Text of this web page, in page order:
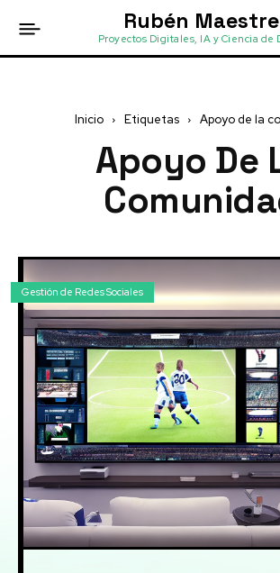
Rubén Maestre
Proyectos Digitales, IA y Ciencia de
Inicio Etiquetas Apoyo de la
Apoyo De
Gestión de Redes Sociales